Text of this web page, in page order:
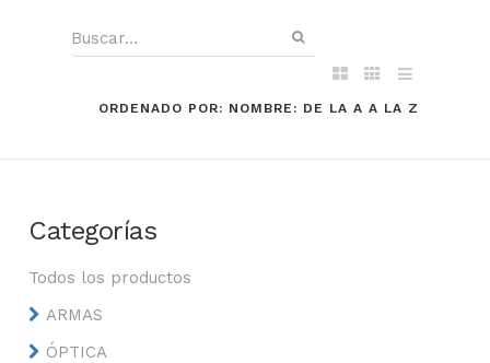
ORDENADO POR: NOMBRE: DE LA A A LA Z
Categorías
Todos los productos
ARMAS
ÓPTICA